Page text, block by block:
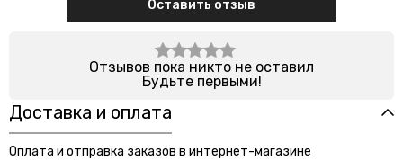
Оставить отзыв
Отзывов пока никто не оставил
Будьте первыми!
Доставка и оплата
Оплата и отправка заказов в интернет-магазине